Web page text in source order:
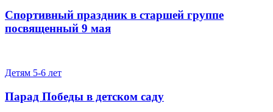
Спортивный праздник в старшей группе
посвященный 9 мая
Детям 5-6 лет
Парад Победы в детском саду